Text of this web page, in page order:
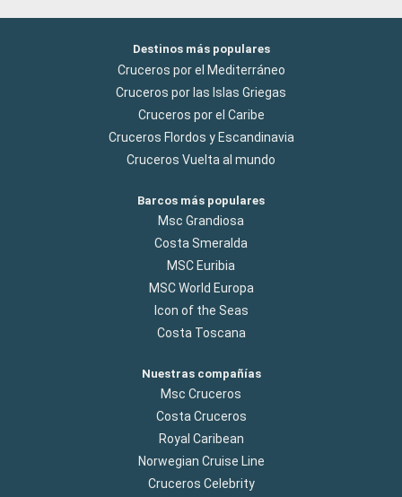
Destinos más populares
Cruceros por el Mediterráneo
Cruceros por las Islas Griegas
Cruceros por el Caribe
Cruceros Flordos y Escandinavia
Cruceros Vuelta al mundo
Barcos más populares
Msc Grandiosa
Costa Smeralda
MSC Euribia
MSC World Europa
Icon of the Seas
Costa Toscana
Nuestras compañías
Msc Cruceros
Costa Cruceros
Royal Caribean
Norwegian Cruise Line
Cruceros Celebrity